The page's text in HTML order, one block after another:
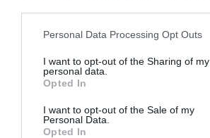
Personal Data Processing Opt Outs
I want to opt-out of the Sharing of my
personal data.
Opted In
I want to opt-out of the Sale of my
Personal Data.
Opted In
Kings League
Cupra